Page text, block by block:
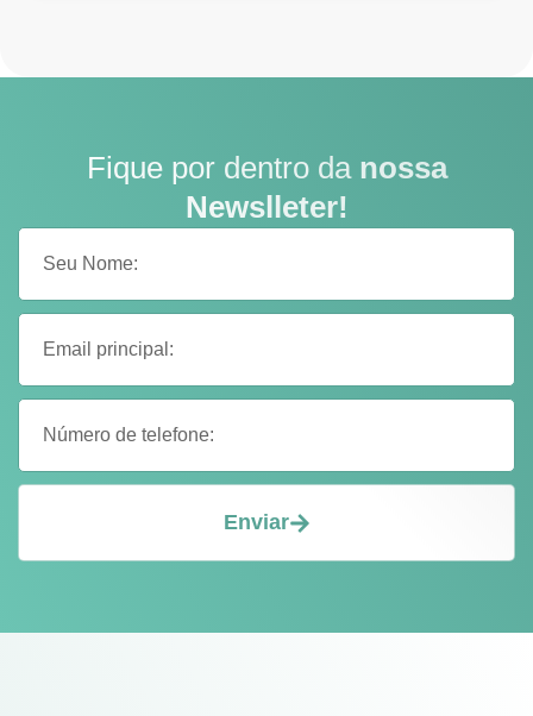
Fique por dentro da nossa
Newslleter!
Enviar